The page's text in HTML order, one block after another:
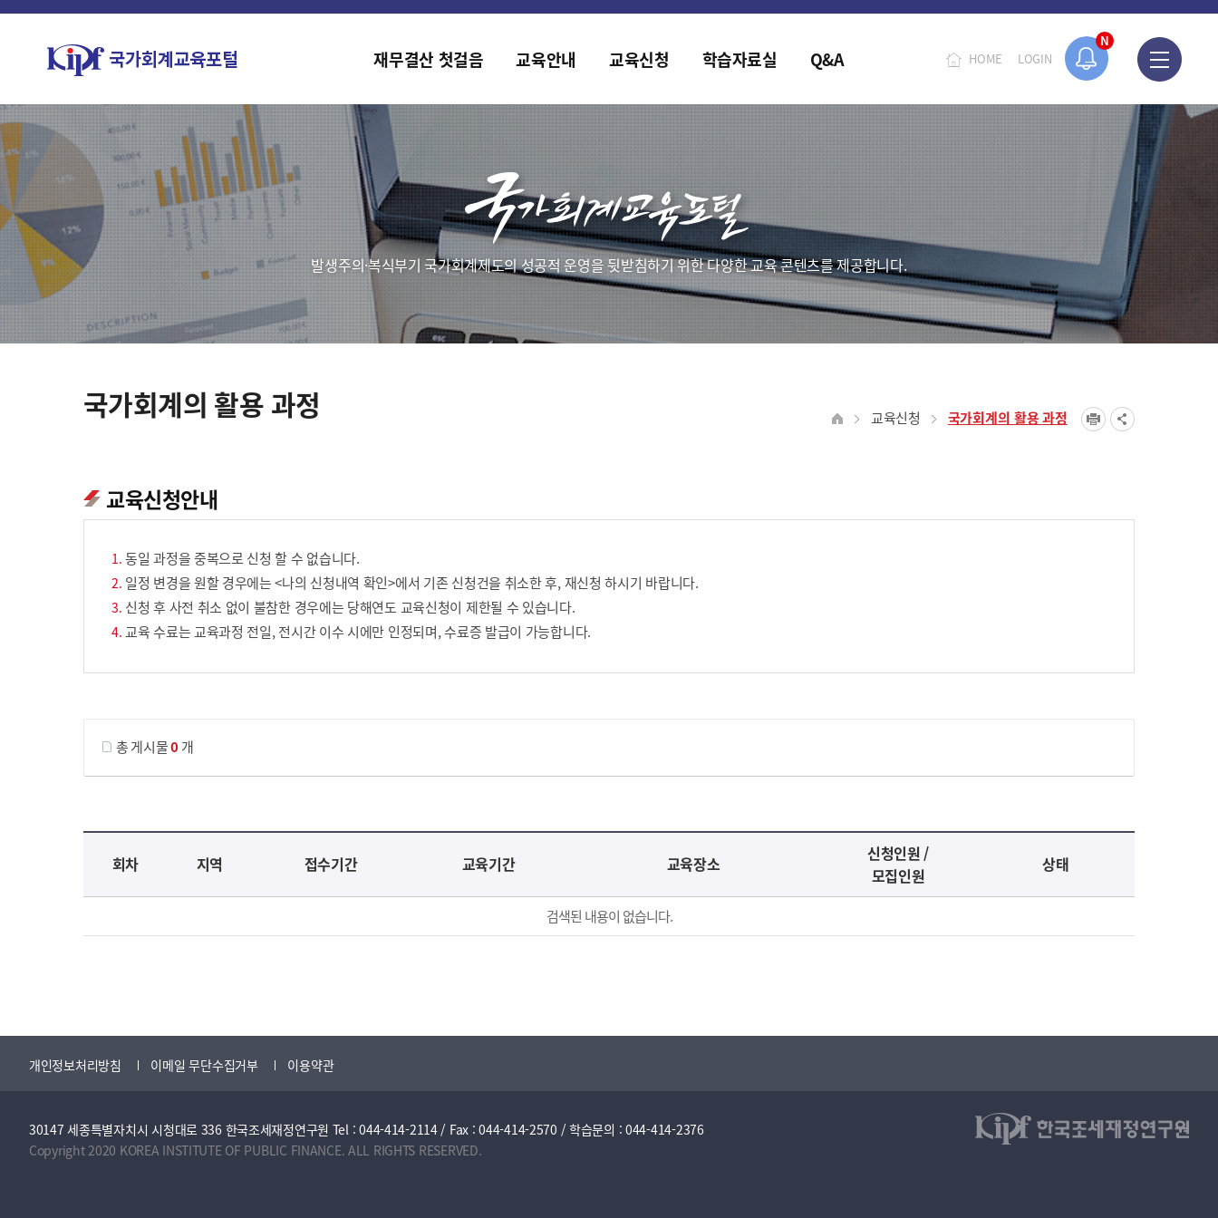
N
홈페이지가 새롭게 개편되었습니다.
HOME LOGIN
재무결산 첫걸음 교육안내 교육신청 학습자료실 Q&A
발생주의·복식부기 국가회계제도의 성공적 운영을 뒷받침하기 위한 다양한 교육 콘텐츠를 제공합니다.
국가회계의 활용 과정 교육신청 국가회계의 활용 과정
교육신청안내
동일 과정을 중복으로 신청 할 수 없습니다.
일정 변경을 원할 경우에는 <나의 신청내역 확인>에서 기존 신청건을 취소한 후, 재신청 하시기 바랍니다.
신청 후 사전 취소 없이 불참한 경우에는 당해연도 교육신청이 제한될 수 있습니다.
교육 수료는 교육과정 전일, 전시간 이수 시에만 인정되며, 수료증 발급이 가능합니다.
총 게시물0개
교육신청 목록을 나타낸 표로 회차, 지역, 접수기간, 교육기간, 교육장소, 신청인원/모집인원, 상태로 나뉘어 설명합니다.
회차 지역 접수기간 교육기간 교육장소
신청인원 /
모집인원
상태
검색된 내용이 없습니다.
개인정보처리방침 이메일 무단수집거부 이용약관
30147 세종특별자치시 시청대로 336 한국조세재정연구원 Tel : 044-414-2114 / Fax : 044-414-2570 / 학습문의 : 044-414-2376
Copyright 2020 KOREA INSTITUTE OF PUBLIC FINANCE. ALL RIGHTS RESERVED.